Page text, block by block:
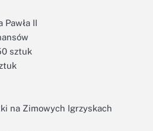
Pawła II
sztuk
na Zimowych Igrzyskach